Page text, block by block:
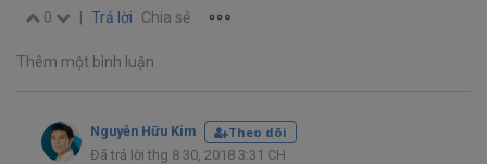
0 Trả lời Chia sẻ
Thêm một bình luận
Nguyễn Hữu Kim
Theo dõi
Đã trả lời thg 8 30, 2018 3:31 CH